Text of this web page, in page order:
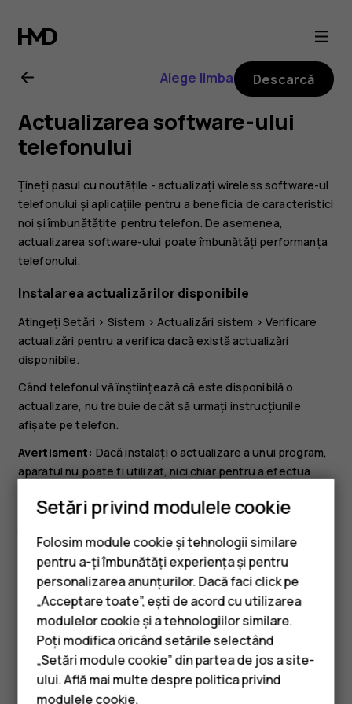
Ghid
de
utilizare
Nokia
8
Sirocco
Smartphone-uri
Telefoane clasice
Accesorii
Alege limba Descarcă
Actualizarea software-ului
telefonului
Țineți pasul cu noutățile - actualizați wireless software-ul
telefonului și aplicațiile pentru a beneficia de caracteristici
noi și îmbunătățite pentru telefon. De asemenea,
actualizarea software-ului poate îmbunătăți performanța
telefonului.
Instalarea actualizărilor disponibile
AtingețiSetări > Sistem > Actualizări sistem > Verificare
actualizări pentru a verifica dacă există actualizări
disponibile.
Când telefonul vă înștiințează că este disponibilă o
actualizare, nu trebuie decât să urmați instrucțiunile
afișate pe telefon.
Avertisment: Dacă instalați o actualizare a unui program,
aparatul nu poate fi utilizat, nici chiar pentru a efectua
repornirea aparatului.
Înainte de a lansa o actualizare, conectați un încărcător
sau asigurați-vă că bateria dispozitivului are suficientă
energie și conectați-vă la o rețea Wi-Fi, deoarece
pachetele de actualizare pot utiliza un volum mare de
date mobile.
Setări privind modulele cookie
Folosim module cookie și tehnologii similare
pentru a-ți îmbunătăți experiența și pentru
personalizarea anunțurilor. Dacă faci click pe
„Acceptare toate”, ești de acord cu utilizarea
modulelor cookie și a tehnologiilor similare.
Poți modifica oricând setările selectând
„Setări module cookie” din partea de jos a site-
ului. Află mai multe despre politica privind
modulele cookie.